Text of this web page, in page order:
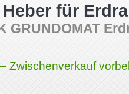
für
GRUNDOMAT
Zwischenverkauf